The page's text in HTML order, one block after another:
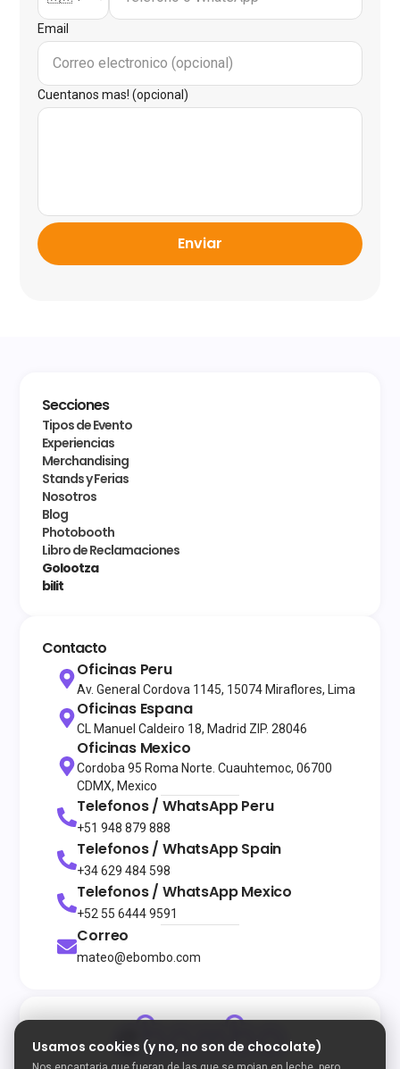
Email
Cuentanos mas! (opcional)
Enviar
Secciones
Tipos de Evento
Experiencias
Merchandising
Stands y Ferias
Nosotros
Blog
Photobooth
Libro de Reclamaciones
Golootza
bilit
Contacto
Oficinas Peru
Av. General Cordova 1145, 15074 Miraflores, Lima
Oficinas Espana
CL Manuel Caldeiro 18, Madrid ZIP. 28046
Oficinas Mexico
Cordoba 95 Roma Norte. Cuauhtemoc, 06700
CDMX, Mexico
Telefonos / WhatsAppPeru
+51 948 879 888
Telefonos / WhatsAppSpain
+34 629 484 598
Telefonos / WhatsAppMexico
+52 55 6444 9591
Correo
mateo@ebombo.com
Usamos cookies (y no, no son de chocolate)